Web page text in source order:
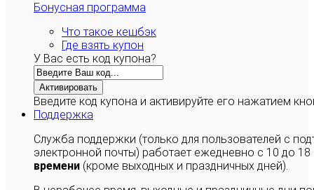
Бонусная программа
Что такое кешбэк
Где взять купон
У Вас есть код купона?
Активировать
Введите код купона и активируйте его нажатием
Поддержка
Служба поддержки (только для пользователей с
электронной почты) работает ежедневно с 10 до
времени (кроме выходных и праздничных дней).